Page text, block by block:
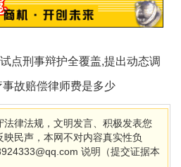
点刑事辩护全覆盖,提出动态调
故赔偿律师费是多少
律法规，文明发言、积极发表您
民声，本网不对内容真实性负
说明（提交证据本